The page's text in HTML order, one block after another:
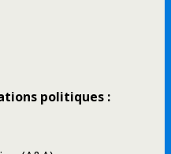
politiques :